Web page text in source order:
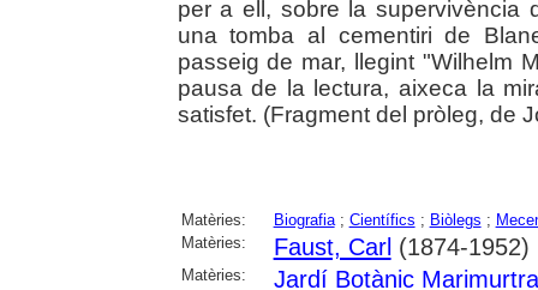
per a ell, sobre la supervivència
una tomba al cementiri de
passeig de mar, llegint "Wilhelm
pausa de la lectura, aixeca la
satisfet. (Fragment del pròleg, de
Matèries: Biografia; Científics ; Biòlegs ;
Matèries:
Faust, Carl (1874-1952)
Matèries: Jardí Botànic